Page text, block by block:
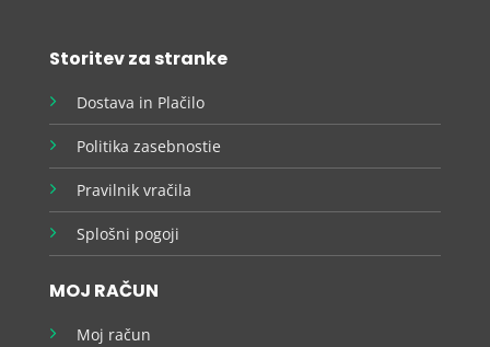
Storitev za stranke
Dostava in Plačilo
Politika zasebnostie
Pravilnik vračila
Splošni pogoji
MOJ RAČUN
Moj račun